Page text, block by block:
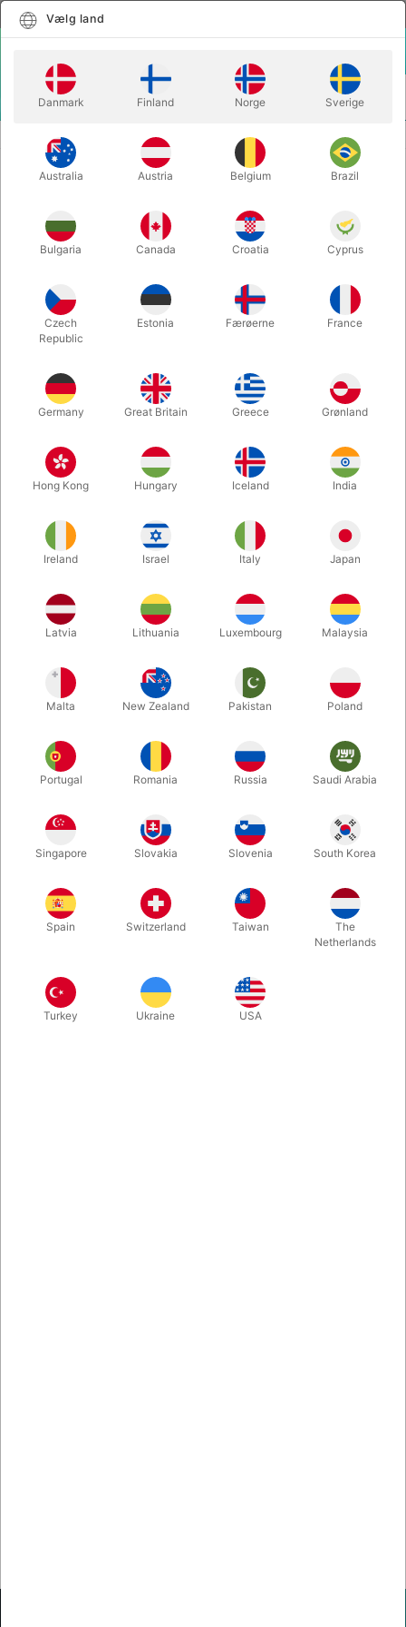
SECOND-HAND MAGIC COLLECTED WISDOM - Denny Haney
COLLECTED WISDOM - Denny
Haney
Varenummer:
SECOND-HAND
Forstør
DKK 1.950,00/ stkinkl. moms
Køb nu Gem
Nummeret og signeret.
Vælg land
Danmark Finland Norge Sverige
Australia Austria Belgium Brazil
Bulgaria Canada Croatia Cyprus
Czech
Republic
Estonia Færøerne France
Germany Great Britain Greece Grønland
Hong Kong Hungary Iceland India
Ireland Israel Italy Japan
Latvia Lithuania Luxembourg Malaysia
Malta New Zealand Pakistan Poland
Portugal Romania Russia Saudi Arabia
Singapore Slovakia Slovenia South Korea
Spain Switzerland Taiwan
The
Netherlands
Turkey Ukraine USA